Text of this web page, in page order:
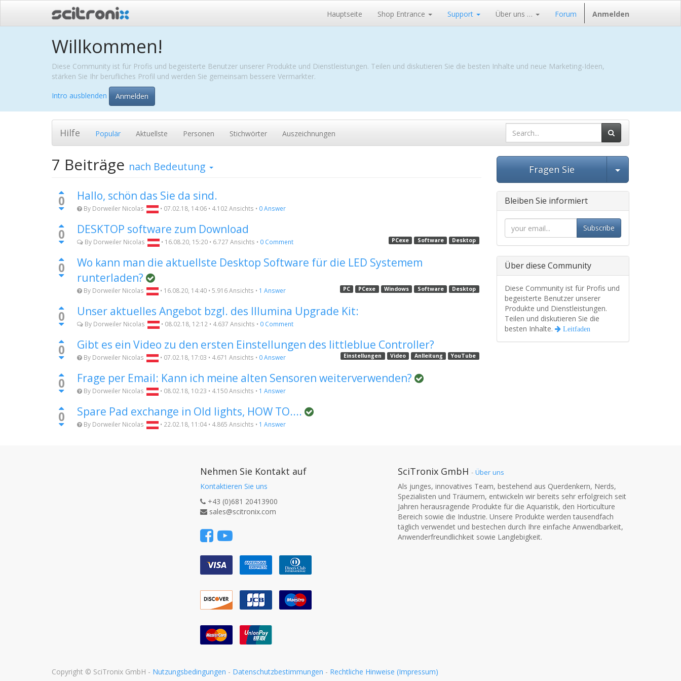
Hauptseite Shop Entrance Support Über uns … Forum Anmelden
Willkommen!
Diese Community ist für Profis und begeisterte Benutzer unserer Produkte und Dienstleistungen. Teilen und diskutieren Sie die besten Inhalte und neue Marketing-Ideen,
stärken Sie Ihr berufliches Profil und werden Sie gemeinsam bessere Vermarkter.
Intro ausblenden
Anmelden
Hilfe Populär Aktuellste Personen Stichwörter Auszeichnungen
7 Beiträge nach Bedeutung
0 Hallo, schön das Sie da sind.
By Dorweiler Nicolas • 07.02.18, 14:06 • 4.102 Ansichts • 0 Answer
0 DESKTOP software zum Download
Desktop
Software
PCexe
By Dorweiler Nicolas • 16.08.20, 15:20 • 6.727 Ansichts • 0 Comment
0
Wo kann man die aktuellste Desktop Software für die LED Systemem
runterladen?
Desktop
Software
Windows
PCexe
PC
By Dorweiler Nicolas • 16.08.20, 14:40 • 5.916Ansichts • 1 Answer
0 Unser aktuelles Angebot bzgl. des Illumina Upgrade Kit:
By Dorweiler Nicolas • 08.02.18, 12:12 • 4.637 Ansichts • 0 Comment
0 Gibt es ein Video zu den ersten Einstellungen des littleblue Controller?
YouTube
Anlleitung
Video
Einstellungen
By Dorweiler Nicolas • 07.02.18, 17:03 • 4.671 Ansichts • 0 Answer
0 Frage per Email: Kann ich meine alten Sensoren weiterverwenden?
By Dorweiler Nicolas • 08.02.18, 10:23 • 4.150Ansichts • 1 Answer
0 Spare Pad exchange in Old lights, HOW TO....
By Dorweiler Nicolas • 22.02.18, 11:04 • 4.865 Ansichts • 1 Answer
Fragen Sie Beitrag
Bleiben Sie informiert
Subscribe
Über diese Community
Diese Community ist für Profis und
begeisterte Benutzer unserer
Produkte und Dienstleistungen.
Teilen und diskutieren Sie die
besten Inhalte.
Leitfaden
Nehmen Sie Kontakt auf
Kontaktieren Sie uns
+43 (0)681 20413900
sales@scitronix.com
SciTronix GmbH - Über uns
Als junges, innovatives Team, bestehend aus Querdenkern, Nerds,
Spezialisten und Träumern, entwickeln wir bereits sehr erfolgreich seit
Jahren herausragende Produkte für die Aquaristik, den Horticulture
Bereich sowie die Industrie. Unsere Produkte werden tausendfach
täglich verwendet und bestechen durch Ihre einfache Anwendbarkeit,
Anwenderfreundlichkeit sowie Langlebigkeit.
Copyright © SciTronix GmbH - Nutzungsbedingungen - Datenschutzbestimmungen - Rechtliche Hinweise (Impressum)